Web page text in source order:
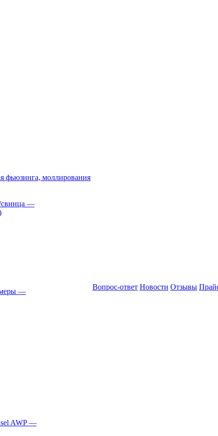
фьюзинга, моллирования
—
—
AWP—
Вопрос-ответ Новости Отзывы